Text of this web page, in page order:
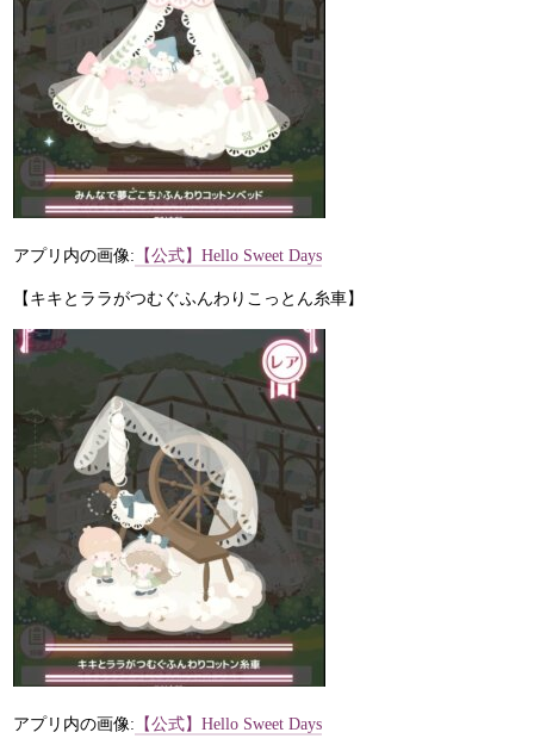
アプリ内の画像: 【公式】Hello Sweet Days
【キキとララがつむぐふんわりこっとん糸車】
アプリ内の画像: 【公式】Hello Sweet Days